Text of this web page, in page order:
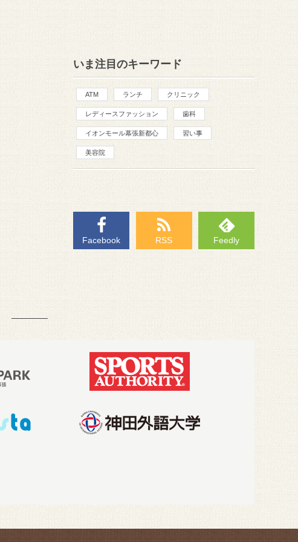
いま注目のキーワード
ATM ランチ クリニック
レディースファッション 歯科
イオンモール幕張新都心 習い事
美容院
Facebook RSS Feedly